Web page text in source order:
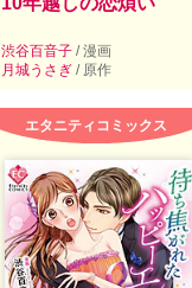
渋谷百音子 / 漫画
月城うさぎ / 原作
エタニティコミックス